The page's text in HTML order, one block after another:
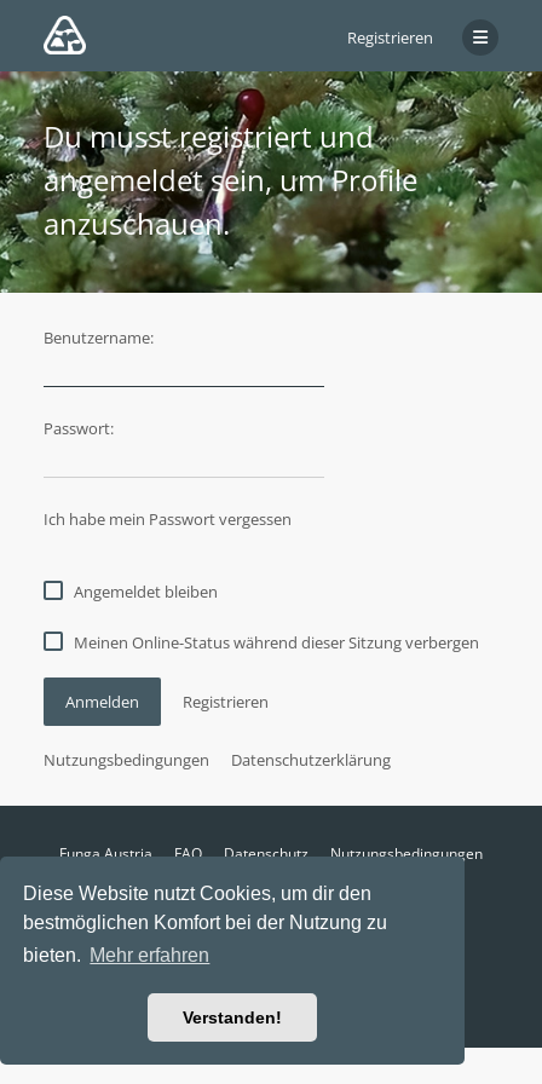
Diese Website nutzt Cookies, um dir den
bestmöglichen Komfort bei der Nutzung zu
bieten. Mehr erfahren
Verstanden!
Registrieren
Du musst registriert und
angemeldet sein, um Profile
anzuschauen.
Benutzername:
Passwort:
Ich habe mein Passwort vergessen
Angemeldet bleiben
Meinen Online-Status während dieser Sitzung verbergen
Anmelden Registrieren
Nutzungsbedingungen Datenschutzerklärung
Funga Austria FAQ Datenschutz
Nutzungsbedingungen
Alle Zeiten sindUTC+02:00
Aktuelle Zeit: 10. August 2026, 22:17
Powered byphpBB
Ravaio Theme byGramziu